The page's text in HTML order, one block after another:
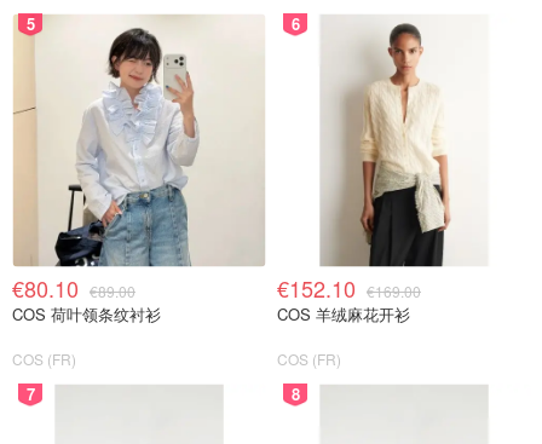
5
€80.10 €89.00
COS 荷叶领条纹衬衫
COS (FR)
6
€152.10 €169.00
COS 羊绒麻花开衫
COS (FR)
7 8